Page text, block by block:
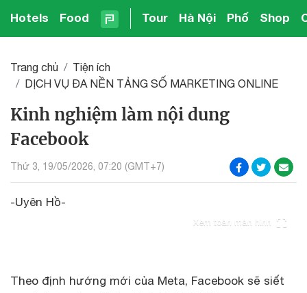
Hotels Food Tour Hà Nội Phố Shop
Trang chủ
Tiện ích
DỊCH VỤ ĐA NỀN TẢNG SỐ MARKETING ONLINE
Kinh nghiệm làm nội dung
Facebook
Thứ 3, 19/05/2026, 07:20 (GMT+7)
-Uyên Hồ-
Xem toàn màn hình
Theo định hướng mới của Meta, Facebook sẽ siết